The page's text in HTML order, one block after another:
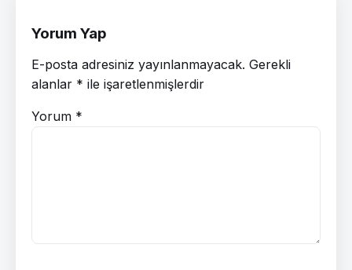
Yorum Yap
E-posta adresiniz yayınlanmayacak. Gerekli
alanlar * ile işaretlenmişlerdir
Yorum *